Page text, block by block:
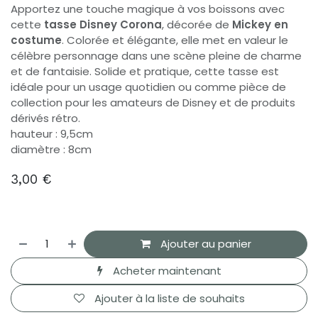
Apportez une touche magique à vos boissons avec
cette tasse Disney Corona, décorée de Mickey en
costume. Colorée et élégante, elle met en valeur le
célèbre personnage dans une scène pleine de charme
et de fantaisie. Solide et pratique, cette tasse est
idéale pour un usage quotidien ou comme pièce de
collection pour les amateurs de Disney et de produits
dérivés rétro.
hauteur : 9,5cm
diamètre : 8cm
3,00 €
Ajouter au panier
Acheter maintenant
Ajouter à la liste de souhaits